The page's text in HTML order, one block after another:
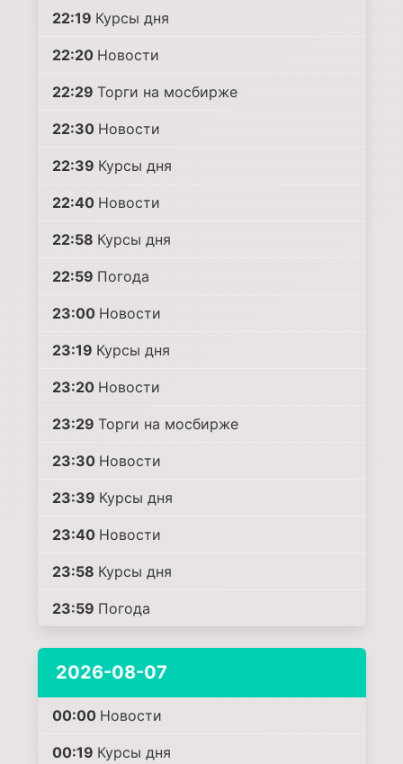
22:19 Курсы дня
22:20 Новости
22:29 Торги на мосбирже
22:30 Новости
22:39 Курсы дня
22:40 Новости
22:58 Курсы дня
22:59 Погода
23:00 Новости
23:19 Курсы дня
23:20 Новости
23:29 Торги на мосбирже
23:30 Новости
23:39 Курсы дня
23:40 Новости
23:58 Курсы дня
23:59 Погода
2026-08-07
00:00 Новости
00:19 Курсы дня